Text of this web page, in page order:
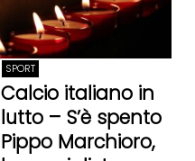
SPORT
Calcio italiano in
lutto – S’è spento
Pippo Marchioro,